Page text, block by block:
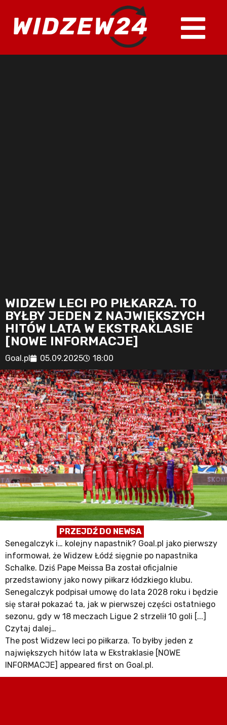
WIDZEW LECI PO PIŁKARZA. TO
BYŁBY JEDEN Z NAJWIĘKSZYCH
HITÓW LATA W EKSTRAKLASIE
[NOWE INFORMACJE]
Goal.pl 05.09.2025 18:00
PRZEJDŹ DO NEWSA
Senegalczyk i… kolejny napastnik? Goal.pl jako pierwszy
informował, że Widzew Łódź sięgnie po napastnika
Schalke. Dziś Pape Meissa Ba został oficjalnie
przedstawiony jako nowy piłkarz łódzkiego klubu.
Senegalczyk podpisał umowę do lata 2028 roku i będzie
się starał pokazać ta, jak w pierwszej części ostatniego
sezonu, gdy w 18 meczach Ligue 2 strzelił 10 goli [...]
Czytaj dalej…
The post Widzew leci po piłkarza. To byłby jeden z
największych hitów lata w Ekstraklasie [NOWE
INFORMACJE] appeared first on Goal.pl.